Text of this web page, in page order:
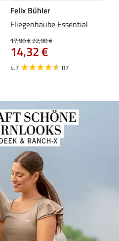
Felix Bühler
Fliegenhaube Essential
17,90 €22,90 €
14,32 €
4.7 87